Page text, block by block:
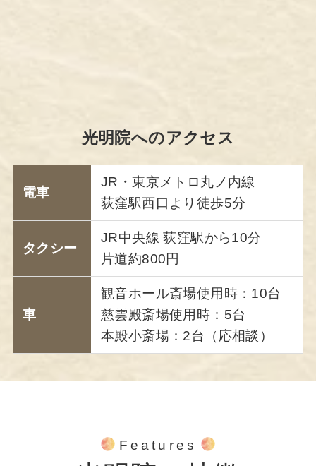
光明院へのアクセス
電車
JR・東京メトロ丸ノ内線
荻窪駅西口より徒歩5分
タクシー
JR中央線 荻窪駅から10分
片道約800円
車
観音ホール斎場使用時：10台
慈雲殿斎場使用時：5台
本殿小斎場：2台（応相談）
Features